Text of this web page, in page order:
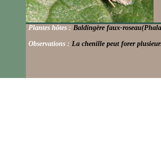
Plantes hôtes : Baldingère faux-
Observations : La chenille peut forer